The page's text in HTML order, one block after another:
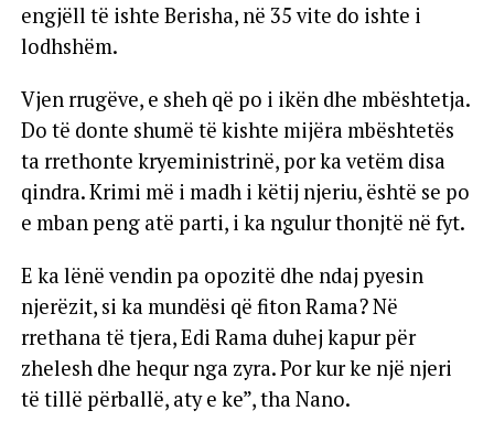
engjëll të ishte Berisha, në 35 vite do ishte i
lodhshëm.
Vjen rrugëve, e sheh që po i ikën dhe mbështetja.
Do të donte shumë të kishte mijëra mbështetës
ta rrethonte kryeministrinë, por ka vetëm disa
qindra. Krimi më i madh i këtij njeriu, është se po
e mban peng atë parti, i ka ngulur thonjtë në fyt.
E ka lënë vendin pa opozitë dhe ndaj pyesin
njerëzit, si ka mundësi që fiton Rama? Në
rrethana të tjera, Edi Rama duhej kapur për
zhelesh dhe hequr nga zyra. Por kur ke një njeri
të tillë përballë, aty e ke”, tha Nano.